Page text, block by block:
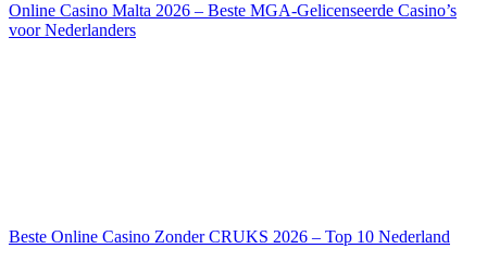
Online Casino Malta 2026 – Beste MGA-Gelicenseerde Casino’s
voor Nederlanders
Beste Online Casino Zonder CRUKS 2026 – Top 10 Nederland